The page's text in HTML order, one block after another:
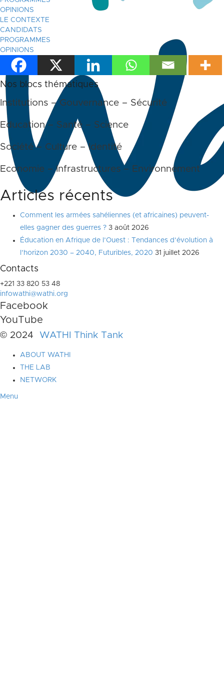
OPINIONS
LE CONTEXTE
CANDIDATS
PROGRAMMES
OPINIONS
Nos blocs thématiques
Institutions – Gouvernance – Sécurité
Education – Santé – Science
Société – Culture – Identité
Economie – Infrastructures – Environnement
Articles récents
Comment les armées sahéliennes (et africaines) peuvent-
elles gagner des guerres ? 3 août 2026
Éducation en Afrique de l’Ouest : Tendances d’évolution à
l’horizon 2030 – 2040, Futuribles, 2020 31 juillet 2026
Contacts
+221 33 820 53 48
infowathi@wathi.org
Facebook
YouTube
© 2024 WATHI Think Tank
ABOUT WATHI
THE LAB
NETWORK
Menu